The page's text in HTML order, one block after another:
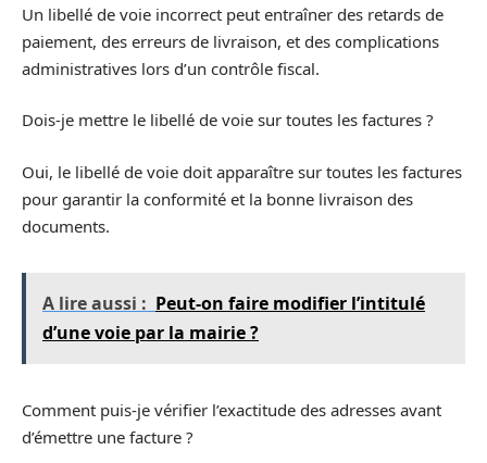
Un libellé de voie incorrect peut entraîner des retards de
paiement, des erreurs de livraison, et des complications
administratives lors d’un contrôle fiscal.
Dois-je mettre le libellé de voie sur toutes les factures ?
Oui, le libellé de voie doit apparaître sur toutes les factures
pour garantir la conformité et la bonne livraison des
documents.
A lire aussi : Peut-on faire modifier l’intitulé
d’une voie par la mairie ?
Comment puis-je vérifier l’exactitude des adresses avant
d’émettre une facture ?